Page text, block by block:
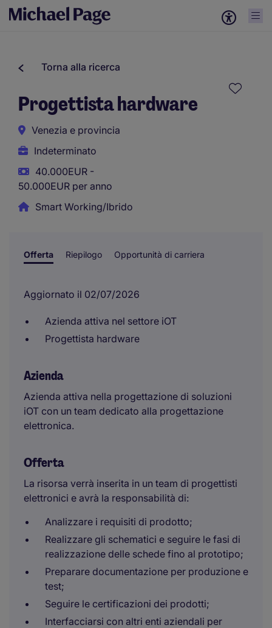
Torna alla ricerca
Progettista hardware
Venezia e provincia
Indeterminato
40.000EUR -
50.000EUR per anno
Smart Working/Ibrido
Offerta Riepilogo Opportunità di carriera
Aggiornato il 02/07/2026
Azienda attiva nel settore iOT
Progettista hardware
Azienda
Azienda attiva nella progettazione di soluzioni
iOT con un team dedicato alla progettazione
elettronica.
Offerta
La risorsa verrà inserita in un team di progettisti
elettronici e avrà la responsabilità di:
Analizzare i requisiti di prodotto;
Realizzare gli schematici e seguire le fasi di
realizzazione delle schede fino al prototipo;
Preparare documentazione per produzione e
test;
Seguire le certificazioni dei prodotti;
Interfacciarsi con altri enti aziendali per